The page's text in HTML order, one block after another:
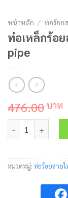
หน้าหลัก / ท่อร้อย
ท่อเหล็กร้อ
pipe
476.00บาท
จำนวน ท่อเหล็กร้
หมวดหมู่: ท่อร้อยสาย